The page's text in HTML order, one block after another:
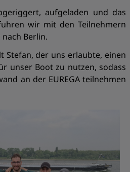
aufgeladen und das
wir mit den Teilnehmern
Berlin.
Stefan, der uns erlaubte, einen
unser Boot zu nutzen, sodass
an der EUREGA teilnehmen